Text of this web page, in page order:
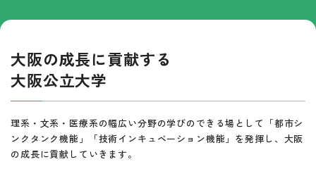
大阪の成長に貢献する
大阪公立大学
理系・文系・医療系の幅広い分野の学びのできる場として「都市シ
ンクタンク機能」「技術インキュベーション機能」を発揮し、大阪
の成長に貢献していきます。